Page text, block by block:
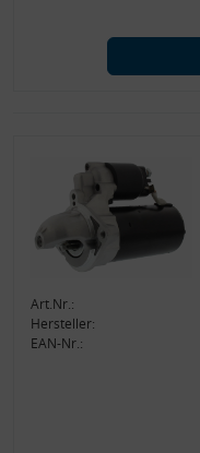
Art.Nr.:
Hersteller:
EAN-Nr.: